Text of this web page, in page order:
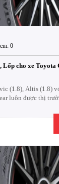
0
Lốp cho xe
(1.8), Altis (1.8)
luôn được thị